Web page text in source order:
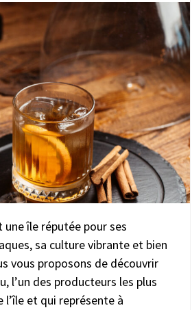
une île réputée pour ses
sa culture vibrante et bien
vous proposons de découvrir
l’un des producteurs les plus
et qui représente à